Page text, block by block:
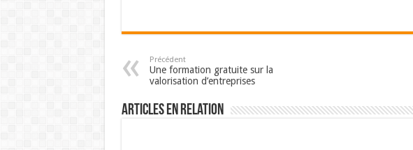
Précédent
Une formation gratuite sur la
valorisation d’entreprises
Articles en relation